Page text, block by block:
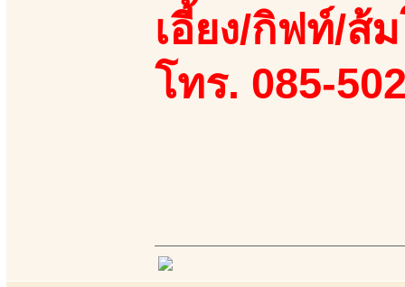
เอี้ยง/กิฟท์/ส้
โทร. 085-